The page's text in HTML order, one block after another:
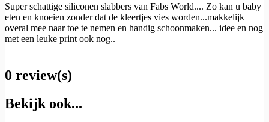
Super schattige siliconen slabbers van Fabs World.... Zo kan u baby
eten en knoeien zonder dat de kleertjes vies worden...makkelijk
overal mee naar toe te nemen en handig schoonmaken... idee en nog
met een leuke print ook nog..
0 review(s)
Bekijk ook...